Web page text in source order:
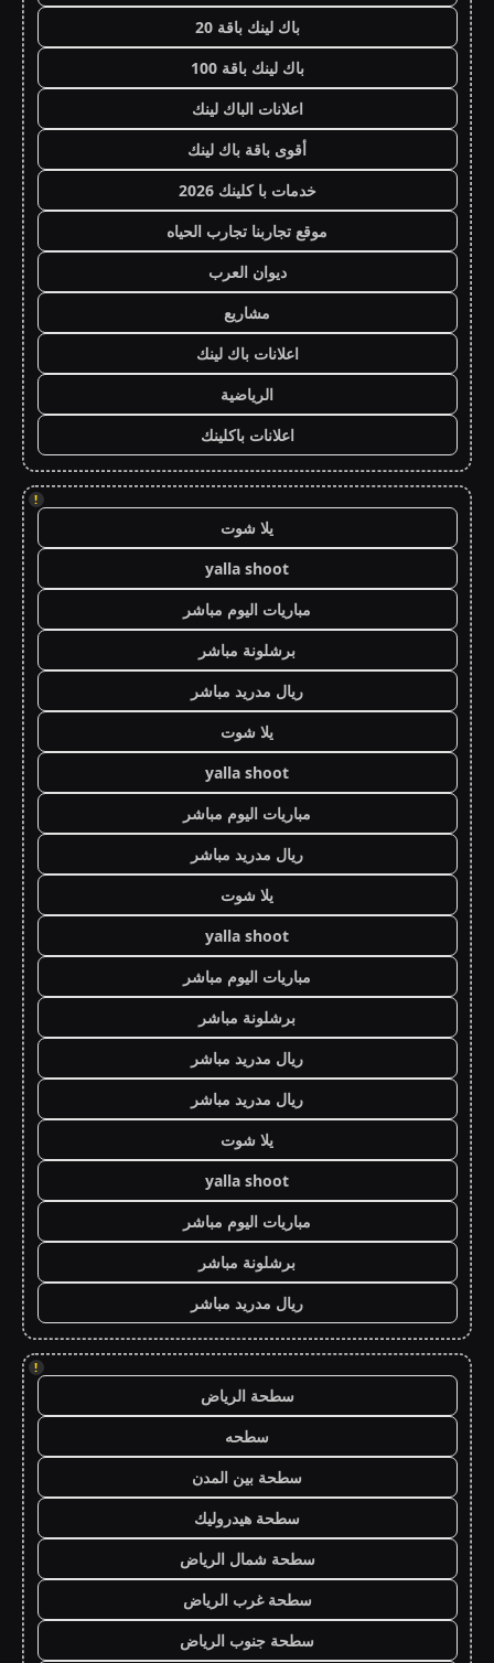
باك لينك باقة 20
باك لينك باقة 100
اعلانات الباك لينك
أقوى باقة باك لينك
خدمات با كلينك 2026
موقع تجاربنا تجارب الحياه
ديوان العرب
مشاريع
اعلانات باك لينك
الرياضية
اعلانات باكلينك
!
يلا شوت
yalla shoot
مباريات اليوم مباشر
برشلونة مباشر
ريال مدريد مباشر
يلا شوت
yalla shoot
مباريات اليوم مباشر
ريال مدريد مباشر
يلا شوت
yalla shoot
مباريات اليوم مباشر
برشلونة مباشر
ريال مدريد مباشر
ريال مدريد مباشر
يلا شوت
yalla shoot
مباريات اليوم مباشر
برشلونة مباشر
ريال مدريد مباشر
!
سطحة الرياض
سطحه
سطحة بين المدن
سطحة هيدروليك
سطحة شمال الرياض
سطحة غرب الرياض
سطحة جنوب الرياض